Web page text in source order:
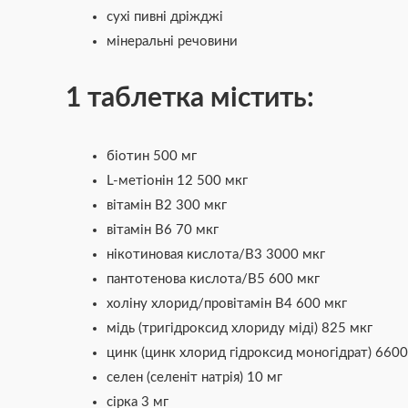
сухі пивні дріжджі
мінеральні речовини
1 таблетка містить:
біотин 500 мг
L-метіонін 12 500 мкг
вітамін B2 300 мкг
вітамін B6 70 мкг
нікотиновая кислота/В3 3000 мкг
пантотенова кислота/В5 600 мкг
холіну хлорид/провітамін В4 600 мкг
мідь (тригідроксид хлориду міді) 825 мкг
цинк (цинк хлорид гідроксид моногідрат)
селен (селеніт натрія) 10 мг
сірка 3 мг